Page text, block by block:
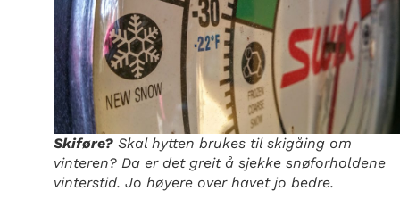
Skiføre? Skal hytten brukes til skigåing om
vinteren? Da er det greit å sjekke snøforholdene
vinterstid. Jo høyere over havet jo bedre.